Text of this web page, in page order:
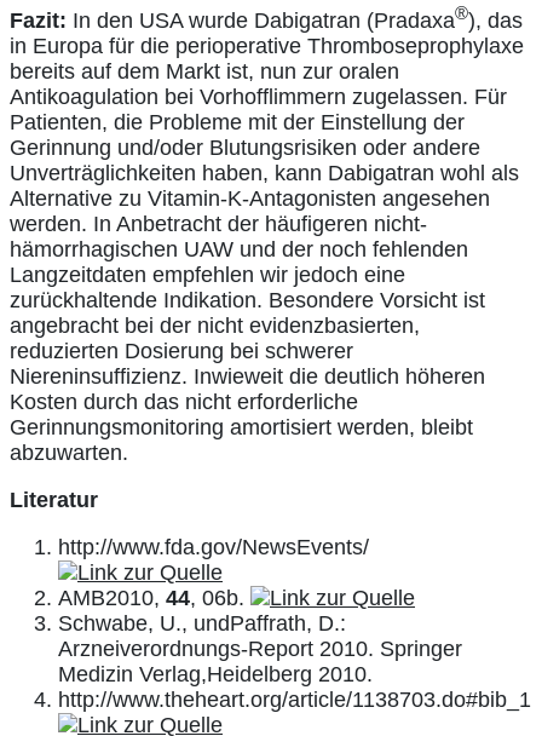
Fazit: In den USA wurde Dabigatran (Pradaxa®), das
in Europa für die perioperative Thromboseprophylaxe
bereits auf dem Markt ist, nun zur oralen
Antikoagulation bei Vorhofflimmern zugelassen. Für
Patienten, die Probleme mit der Einstellung der
Gerinnung und/oder Blutungsrisiken oder andere
Unverträglichkeiten haben, kann Dabigatran wohl als
Alternative zu Vitamin-K-Antagonisten angesehen
werden. In Anbetracht der häufigeren nicht-
hämorrhagischen UAW und der noch fehlenden
Langzeitdaten empfehlen wir jedoch eine
zurückhaltende Indikation. Besondere Vorsicht ist
angebracht bei der nicht evidenzbasierten,
reduzierten Dosierung bei schwerer
Niereninsuffizienz. Inwieweit die deutlich höheren
Kosten durch das nicht erforderliche
Gerinnungsmonitoring amortisiert werden, bleibt
abzuwarten.
Literatur
http://www.fda.gov/NewsEvents/
AMB2010, 44, 06b.
Schwabe, U., undPaffrath, D.:
Arzneiverordnungs-Report 2010. Springer
Medizin Verlag,Heidelberg 2010.
http://www.theheart.org/article/1138703.do#bib_1